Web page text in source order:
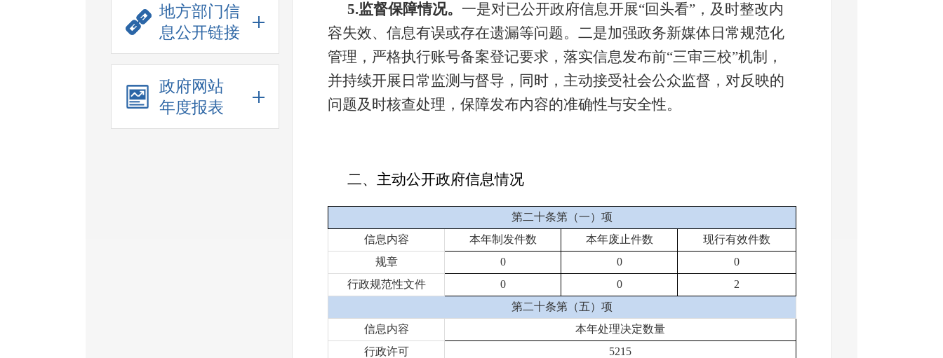
地方部门信
息公开链接
政府网站
年度报表
5.监督保障情况。 一是对已公开政府信息开展“回头看”，及时整改内
容失效、信息有误或存在遗漏等问题。二是加强政务新媒体日常规范化
管理，严格执行账号备案登记要求，落实信息发布前“三审三校”机制，
并持续开展日常监测与督导，同时，主动接受社会公众监督，对反映的
问题及时核查处理，保障发布内容的准确性与安全性。
二、主动公开政府信息情况
第二十条第（一）项
信息内容
本年制发件数 本年废止件数
现行有效件数
规章
0 0
0
行政规范性文件
0 0
2
第二十条第（五）项
信息内容
本年处理决定数量
行政许可
5215